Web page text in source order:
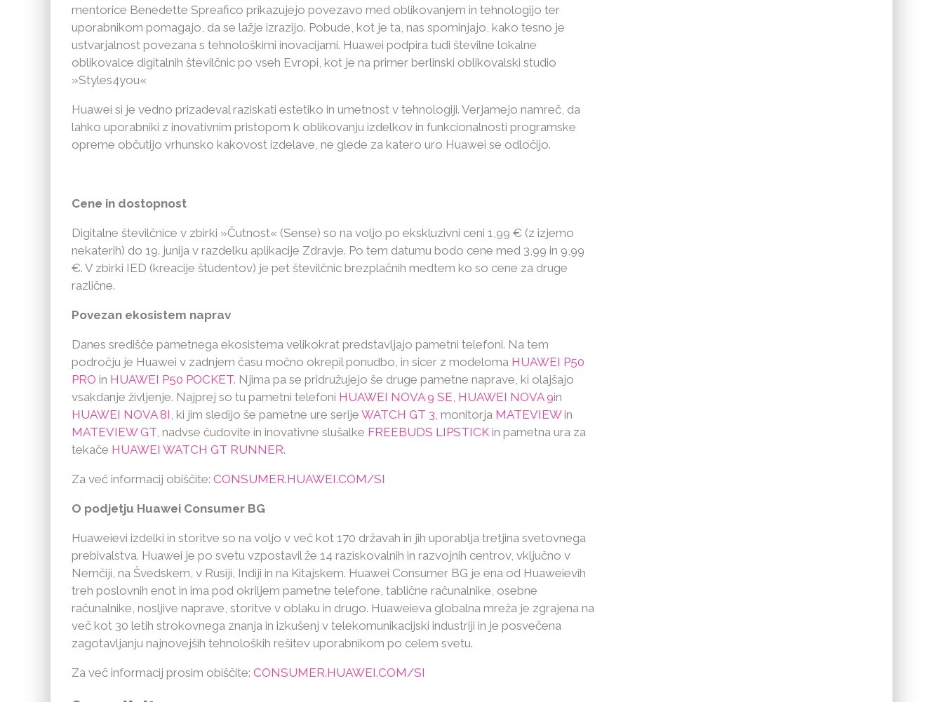
mentorice Benedette Spreafico prikazujejo povezavo med oblikovanjem in tehnologijo ter
uporabnikom pomagajo, da se lažje izrazijo. Pobude, kot je ta, nas spominjajo, kako tesno je
ustvarjalnost povezana s tehnološkimi inovacijami. Huawei podpira tudi številne lokalne
oblikovalce digitalnih številčnic po vseh Evropi, kot je na primer berlinski oblikovalski studio
»Styles4you«
Huawei si je vedno prizadeval raziskati estetiko in umetnost v tehnologiji. Verjamejo namreč, da
lahko uporabniki z inovativnim pristopom k oblikovanju izdelkov in funkcionalnosti programske
opreme občutijo vrhunsko kakovost izdelave, ne glede za katero uro Huawei se odločijo.
Cene in dostopnost
Digitalne številčnice v zbirki »Čutnost« (Sense) so na voljo po ekskluzivni ceni 1,99 € (z izjemo
nekaterih) do 19. junija v razdelku aplikacije Zdravje. Po tem datumu bodo cene med 3,99 in 9,99
€. V zbirki IED (kreacije študentov) je pet številčnic brezplačnih medtem ko so cene za druge
različne.
Povezan ekosistem naprav
Danes središče pametnega ekosistema velikokrat predstavljajo pametni telefoni. Na tem
področju je Huawei v zadnjem času močno okrepil ponudbo, in sicer z modeloma HUAWEI P50
PRO in HUAWEI P50 POCKET. Njima pa se pridružujejo še druge pametne naprave, ki olajšajo
vsakdanje življenje. Najprej so tu pametni telefoni HUAWEI NOVA 9 SE HUAWEI NOVA 9in
HUAWEI NOVA 8I , ki jim sledijo še pametne ure serije WATCH GT 3 , monitorja MATEVIEWin
MATEVIEW GT , nadvse čudovite in inovativne slušalke FREEBUDS LIPSTICK in pametna ura za
tekače HUAWEI WATCH GT RUNNER.
Za več informacij obiščite: CONSUMER.HUAWEI.COM/SI
O podjetju Huawei Consumer BG
Huaweievi izdelki in storitve so na voljo v več kot 170 državah in jih uporablja tretjina svetovnega
prebivalstva. Huawei je po svetu vzpostavil že 14 raziskovalnih in razvojnih centrov, vključno v
Nemčiji, na Švedskem, v Rusiji, Indiji in na Kitajskem. Huawei Consumer BG je ena od Huaweievih
treh poslovnih enot in ima pod okriljem pametne telefone, tablične računalnike, osebne
računalnike, nosljive naprave, storitve v oblaku in drugo. Huaweieva globalna mreža je zgrajena na
več kot 30 letih strokovnega znanja in izkušenj v telekomunikacijski industriji in je posvečena
zagotavljanju najnovejših tehnoloških rešitev uporabnikom po celem svetu.
Za več informacij prosim obiščite: CONSUMER.HUAWEI.COM/SI